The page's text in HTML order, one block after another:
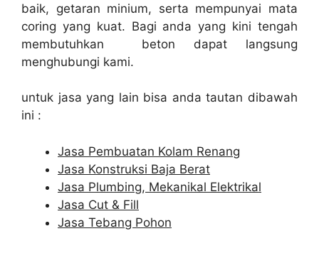
baik, getaran minium, serta mempunyai mata
coring yang kuat. Bagi anda yang kini tengah
membutuhkan beton dapat langsung
menghubungi kami.
untuk jasa yang lain bisa anda tautan dibawah
ini :
Jasa Pembuatan Kolam Renang
Jasa Konstruksi Baja Berat
Jasa Plumbing, Mekanikal Elektrikal
Jasa Cut & Fill
Jasa Tebang Pohon